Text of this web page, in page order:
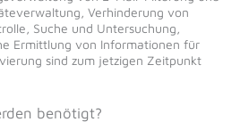
Verhinderung von
Suche und Untersuchung,
Ermittlung von Informationen für
sind zum jetzigen Zeitpunkt
benötigt?